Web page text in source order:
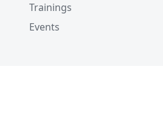
Trainings
Events